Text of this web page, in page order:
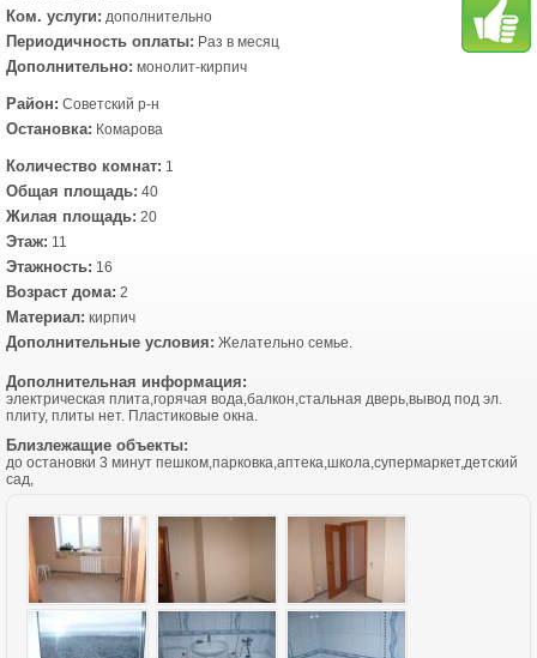
Ком. услуги: дополнительно
Периодичность оплаты: Раз в месяц
Дополнительно: монолит-кирпич
Район: Советский р-н
Остановка: Комарова
Количество комнат: 1
Общая площадь: 40
Жилая площадь: 20
Этаж: 11
Этажность: 16
Возраст дома: 2
Материал: кирпич
Дополнительные условия: Желательно семье.
Дополнительная информация:
электрическая плита,горячая вода,балкон,стальная дверь,вывод под эл.
плиту, плиты нет. Пластиковые окна.
Близлежащие объекты:
до остановки 3 минут пешком,парковка,аптека,школа,супермаркет,детский
сад,